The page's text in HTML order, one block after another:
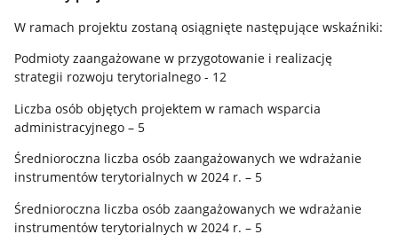
W ramach projektu zostaną osiągnięte następujące wskaźniki:
Podmioty zaangażowane w przygotowanie i realizację
strategii rozwoju terytorialnego - 12
Liczba osób objętych projektem w ramach wsparcia
administracyjnego – 5
Średnioroczna liczba osób zaangażowanych we wdrażanie
instrumentów terytorialnych w 2024 r. – 5
Średnioroczna liczba osób zaangażowanych we wdrażanie
instrumentów terytorialnych w 2024 r. – 5